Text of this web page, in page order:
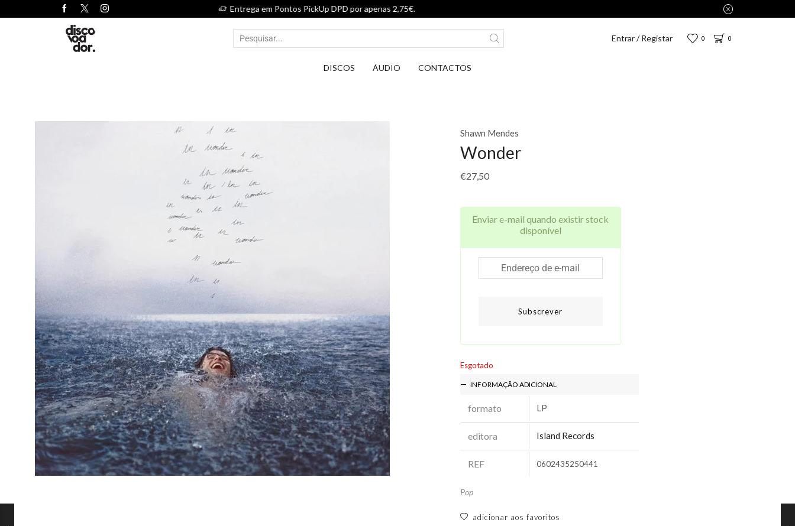
Entrega em Pontos PickUp DPD por apenas 2,75€.
Entrar / Registar 0 0
DISCOS ÁUDIO CONTACTOS
Shawn Mendes
Wonder
€27,50
Enviar e-mail quando existir stock
disponível
Subscrever
Esgotado
INFORMAÇÃO ADICIONAL
formato LP
editora Island Records
REF 0602435250441
Pop
adicionar aos favoritos